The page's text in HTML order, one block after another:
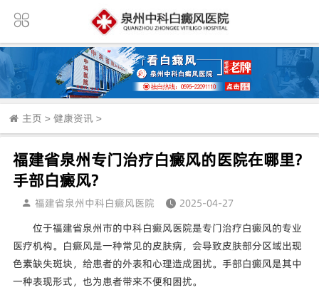
主页 > 健康资讯 >
福建省泉州专门治疗白癜风的医院在哪里?
手部白癜风?
福建省泉州中科白癜风医院
2025-04-27
位于福建省泉州市的中科白癜风医院是专门治疗白癜风的专业
医疗机构。白癜风是一种常见的皮肤病，会导致皮肤部分区域出现
色素缺失斑块，给患者的外表和心理造成困扰。手部白癜风是其中
一种表现形式，也为患者带来不便和困扰。